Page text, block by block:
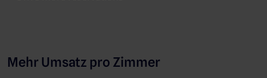
Mehr Umsatz pro Zimmer